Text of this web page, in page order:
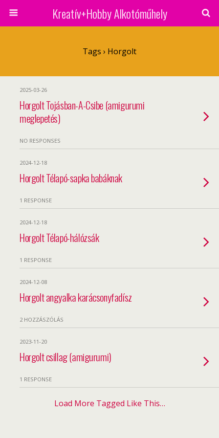
Kreatív+Hobby Alkotóműhely
Tags › Horgolt
2025-03-26
Horgolt Tojásban-A-Csibe (amigurumi
meglepetés)
NO RESPONSES
2024-12-18
Horgolt Télapó-sapka babáknak
1 RESPONSE
2024-12-18
Horgolt Télapó-hálózsák
1 RESPONSE
2024-12-08
Horgolt angyalka karácsonyfadísz
2 HOZZÁSZÓLÁS
2023-11-20
Horgolt csillag (amigurumi)
1 RESPONSE
Load More Tagged Like This…